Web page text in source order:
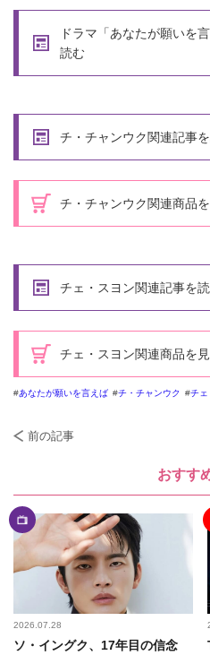
ドラマ「あなたが願いを
読む
チ・チャンウク関連記事
チ・チャンウク関連商品
チェ・スヨン関連記事を
チェ・スヨン関連商品を
あなたが願いを言えば チ・チャンウク チェ
前の記事
おすす
2026.07.28
ソ・イングク、17年目の信念